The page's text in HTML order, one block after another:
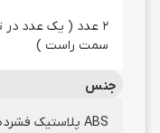
2 عدد ( یک عدد
سمت راست )
جنس
ABS پلاستیک فشرده / آلیاژ با کیفیت